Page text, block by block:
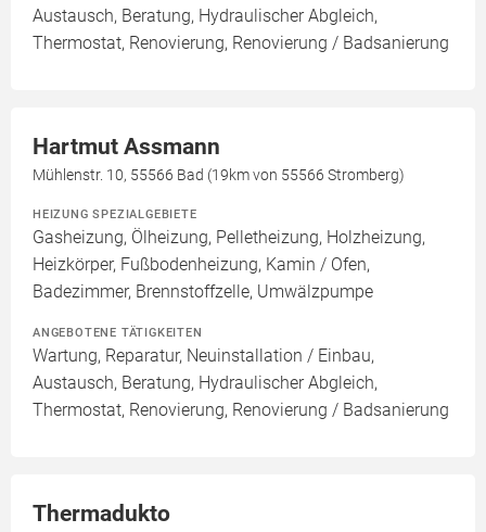
Austausch, Beratung, Hydraulischer Abgleich,
Thermostat, Renovierung, Renovierung / Badsanierung
Hartmut Assmann
Mühlenstr. 10, 55566 Bad (19km von 55566 Stromberg)
HEIZUNG SPEZIALGEBIETE
Gasheizung, Ölheizung, Pelletheizung, Holzheizung,
Heizkörper, Fußbodenheizung, Kamin / Ofen,
Badezimmer, Brennstoffzelle, Umwälzpumpe
ANGEBOTENE TÄTIGKEITEN
Wartung, Reparatur, Neuinstallation / Einbau,
Austausch, Beratung, Hydraulischer Abgleich,
Thermostat, Renovierung, Renovierung / Badsanierung
Thermadukto